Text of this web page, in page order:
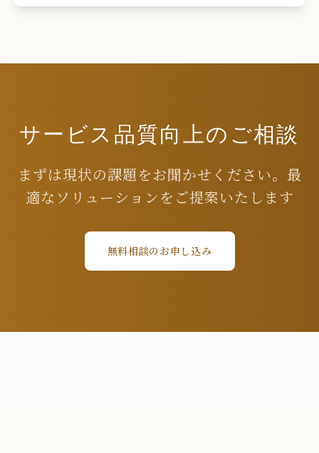
サービス品質向上のご相談
まずは現状の課題をお聞かせください。最
適なソリューションをご提案いたします
無料相談のお申し込み